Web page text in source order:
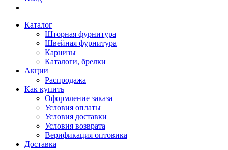
Каталог
Шторная фурнитура
Швейная фурнитура
Карнизы
Каталоги, брелки
Акции
Распродажа
Как купить
Оформление заказа
Условия оплаты
Условия доставки
Условия возврата
Верификация оптовика
Доставка